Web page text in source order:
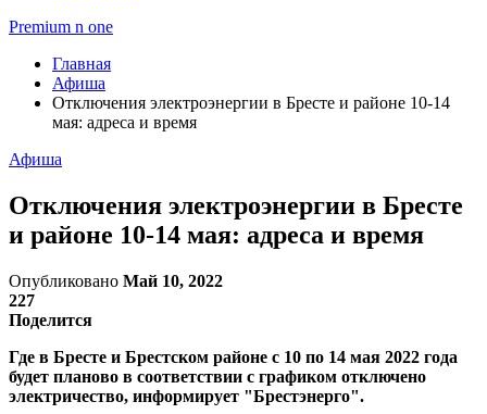
Premium n one
Главная
Афиша
Отключения электроэнергии в Бресте и районе 10-14
мая: адреса и время
Афиша
Отключения электроэнергии в Бресте
и районе 10-14 мая: адреса и время
Опубликовано Май 10, 2022
227
Поделится
Где в Бресте и Брестском районе с 10 по 14 мая 2022 года
будет планово в соответствии с графиком отключено
электричество, информирует "Брестэнерго".